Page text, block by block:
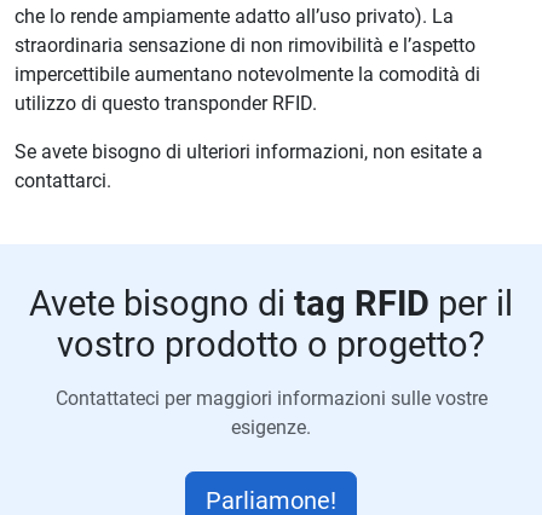
che lo rende ampiamente adatto all’uso privato). La
straordinaria sensazione di non rimovibilità e l’aspetto
impercettibile aumentano notevolmente la comodità di
utilizzo di questo transponder RFID.
Se avete bisogno di ulteriori informazioni, non esitate a
contattarci.
Avete bisogno di tag RFID per il
vostro prodotto o progetto?
Contattateci per maggiori informazioni sulle vostre
esigenze.
Parliamone!